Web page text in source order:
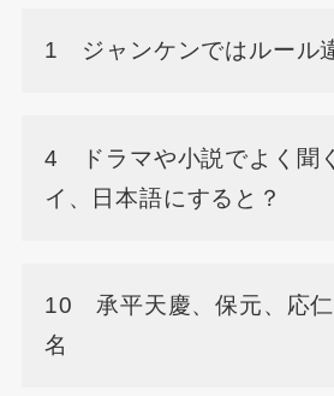
1 ジャンケンではルール
4 ドラマや小説でよく聞
イ、日本語にすると？
10 承平天慶、保元、応
名